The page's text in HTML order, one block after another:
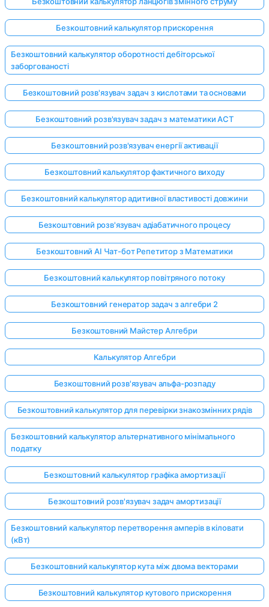
Безкоштовний калькулятор прискорення
Безкоштовний калькулятор оборотності дебіторської
заборгованості
Безкоштовний розв'язувач задач з кислотами та основами
Безкоштовний розв'язувач задач з математики ACT
Безкоштовний розв'язувач енергії активації
Безкоштовний калькулятор фактичного виходу
Безкоштовний калькулятор адитивної властивості довжини
Безкоштовний розв'язувач адіабатичного процесу
Безкоштовний AI Чат-бот Репетитор з Математики
Безкоштовний калькулятор повітряного потоку
Безкоштовний генератор задач з алгебри 2
Безкоштовний Майстер Алгебри
Калькулятор Алгебри
Безкоштовний розв'язувач альфа-розпаду
Безкоштовний калькулятор для перевірки знакозмінних рядів
Безкоштовний калькулятор альтернативного мінімального
податку
Безкоштовний калькулятор графіка амортизації
Безкоштовний розв'язувач задач амортизації
Безкоштовний калькулятор перетворення амперів в кіловати
(кВт)
Безкоштовний калькулятор кута між двома векторами
Безкоштовний калькулятор кутового прискорення